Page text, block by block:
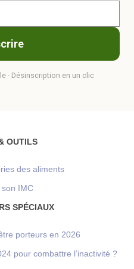
· Désinscription en un clic
OUTILS
des aliments
IMC
SPÉCIAUX
porteurs en 2026
pour combattre l’inactivité ?